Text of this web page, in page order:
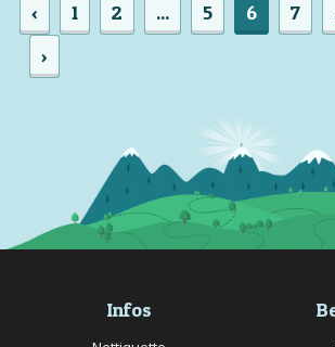
‹ 1 2 ... 5 6 7
›
Infos